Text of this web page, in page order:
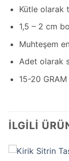
Kütle olarak
1,5 – 2 cm
Muhteşem
Adet olarak
15-20 GRAM
İLGILI